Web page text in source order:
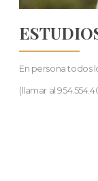
En persona todos
(llamar al